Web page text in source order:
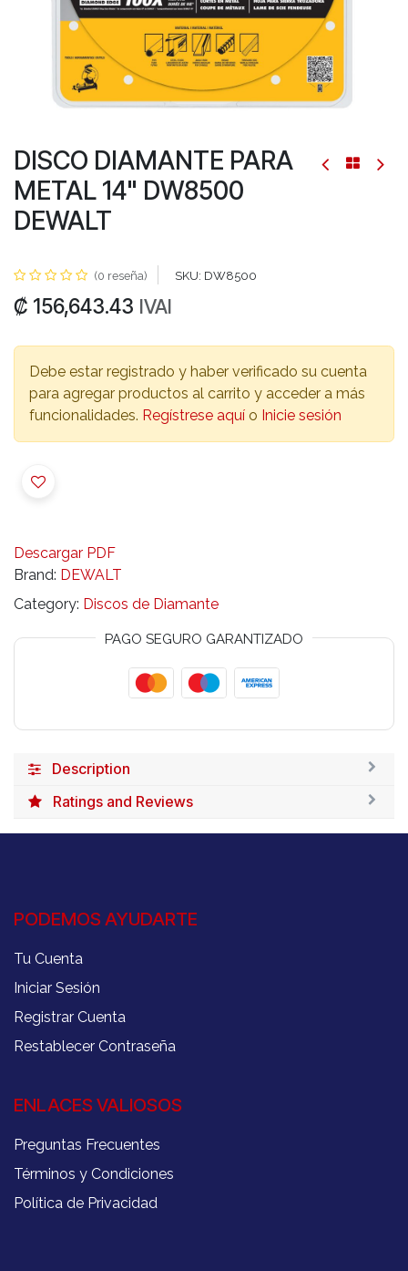
DISCO DIAMANTE PARA
METAL 14" DW8500
DEWALT
(0 reseña) SKU: DW8500
₡ 156,643.43 IVAI
Debe estar registrado y haber verificado su cuenta
para agregar productos al carrito y acceder a más
funcionalidades. Regístrese aquí o Inicie sesión
Descargar PDF
Brand: DEWALT
Category: Discos de Diamante
PAGO SEGURO GARANTIZADO
Description
Ratings and Reviews
PODEMOS AYUDARTE
Tu Cuenta
Iniciar Sesión
Registrar Cuenta
Restablecer Contraseña
ENLACES VALIOSOS
Preguntas Frecuentes
Términos y Condiciones
Política de Privacidad